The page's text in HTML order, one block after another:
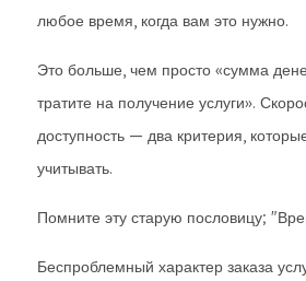
любое время, когда вам это нужно.
Это больше, чем просто «сумма
тратите на получение услуги».
доступность — два критерия,
учитывать.
Помните эту старую пословицу;
Беспроблемный характер заказа